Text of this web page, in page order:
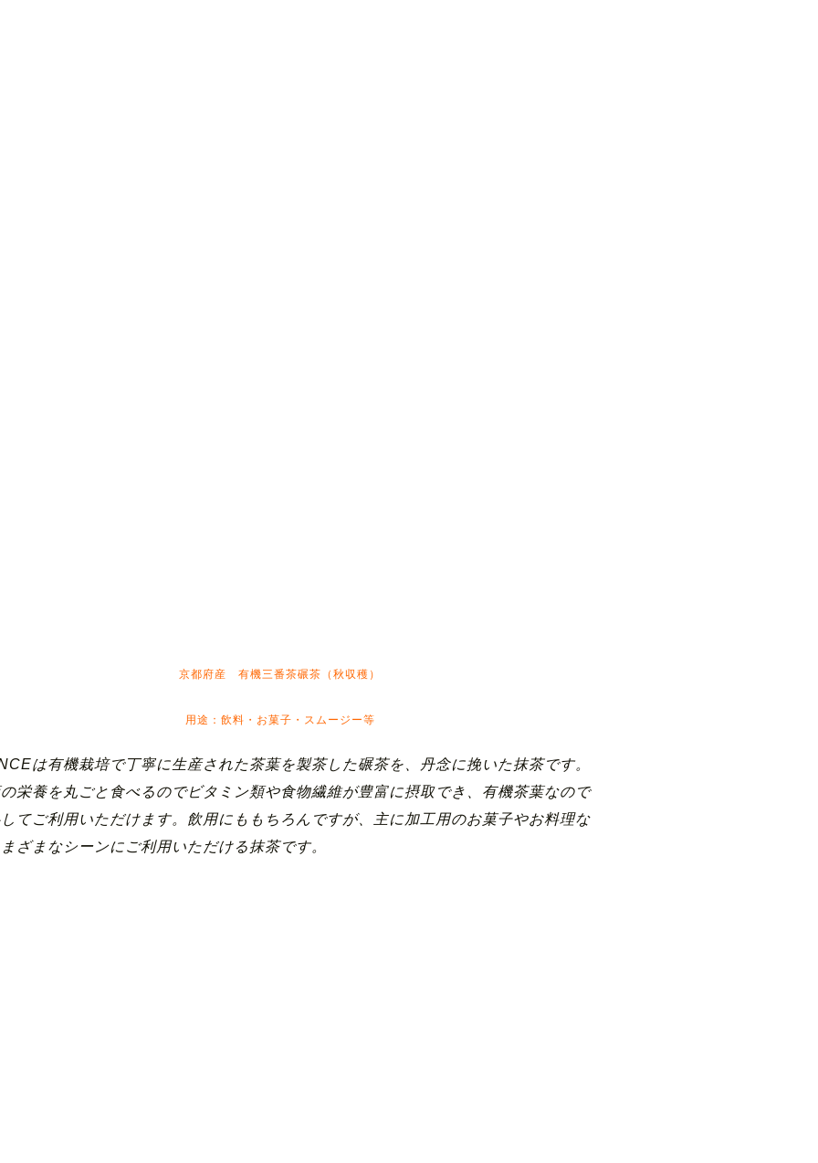
京都府産 有機三番茶碾茶（秋収穫）
用途：飲料・お菓子・スムージー等
は有機栽培で丁寧に生産された茶葉を製茶した碾茶を、丹念に挽いた抹茶です。
栄養を丸ごと食べるのでビタミン類や食物繊維が豊富に摂取でき、有機茶葉なので
てご利用いただけます。飲用にももちろんですが、主に加工用のお菓子やお料理な
ざまなシーンにご利用いただける抹茶です。